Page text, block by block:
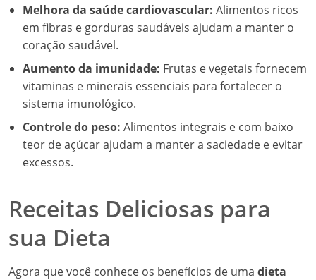
Melhora da saúde cardiovascular: Alimentos ricos
em fibras e gorduras saudáveis ajudam a manter o
coração saudável.
Aumento da imunidade: Frutas e vegetais fornecem
vitaminas e minerais essenciais para fortalecer o
sistema imunológico.
Controle do peso: Alimentos integrais e com baixo
teor de açúcar ajudam a manter a saciedade e evitar
excessos.
Receitas Deliciosas para
sua Dieta
Agora que você conhece os benefícios de uma dieta